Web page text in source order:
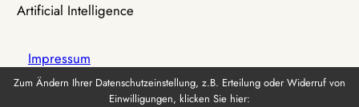
Artificial Intelligence
Impressum
Zum Ändern Ihrer Datenschutzeinstellung, z.B. Erteilung oder Widerruf von
Einwilligungen, klicken Sie hier: